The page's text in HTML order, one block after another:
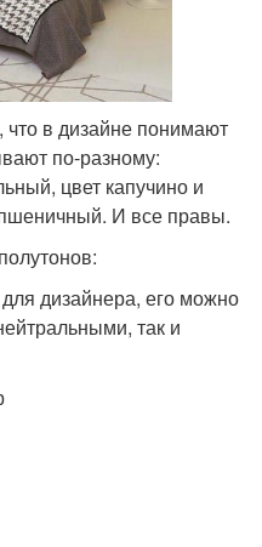
в дизайне понимают
по-разному:
цвет капучино и
И все правы.
дизайнера, его можно
так и